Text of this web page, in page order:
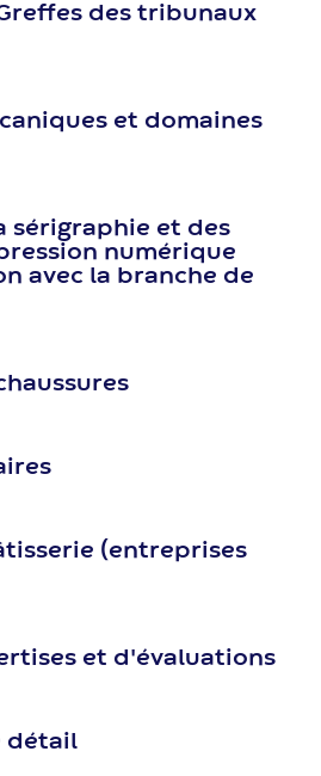
des tribunaux
et domaines
sérigraphie et des
numérique
avec la branche de
(entreprises
et d'évaluations
détail